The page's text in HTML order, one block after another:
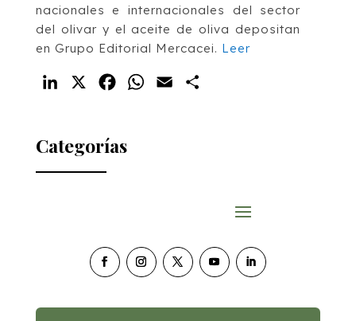
nacionales e internacionales del sector
del olivar y el aceite de oliva depositan
en Grupo Editorial Mercacei. Leer
LinkedIn FacebookWhatsApp
Email
Categorías